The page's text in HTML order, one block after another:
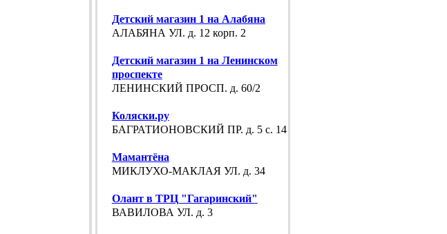
Детский магазин 1 на Алабяна
АЛАБЯНА УЛ. д. 12 корп. 2
Детский магазин 1 на Ленинском
проспекте
ЛЕНИНСКИЙ ПРОСП. д. 60/2
Коляски.ру
БАГРАТИОНОВСКИЙ ПР. д. 5 с. 14
Мамантёна
МИКЛУХО-МАКЛАЯ УЛ. д. 34
Олант в ТРЦ "Гагаринский"
ВАВИЛОВА УЛ. д. 3